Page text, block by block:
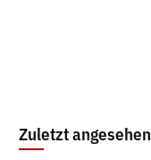
Zuletzt angesehen